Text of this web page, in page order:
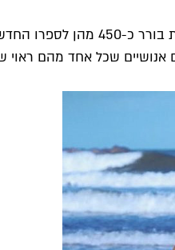
הצלם המוערך צילם כרבע
שכל אחד מהם ראוי